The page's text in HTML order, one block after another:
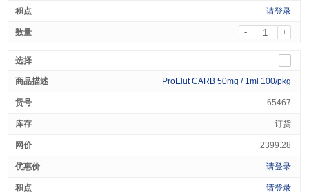
请登录
- +
ProElut CARB 50mg / 1ml 100/pkg
65467
订货
2399.28
请登录
请登录